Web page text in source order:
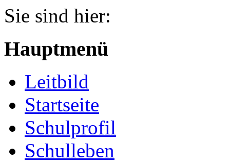
Sie sind hier:
Hauptmenü
Leitbild
Startseite
Schulprofil
Schulleben
Jahr
Monat
Jahr
Monat